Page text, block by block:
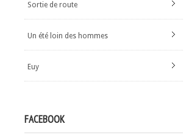
Sortie de route
Un été loin des hommes
Euy
FACEBOOK